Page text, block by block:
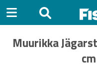
Muurikka